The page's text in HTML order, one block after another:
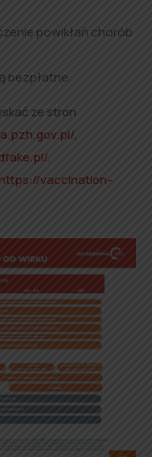
powikłań chorób
bezpłatne.
ze stron
,
,
https://vaccination-